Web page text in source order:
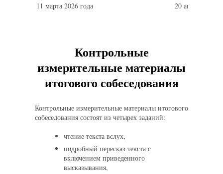
11 марта 2026 года 20 апреля 2026
Контрольные
измерительные материалы
итогового собеседования
Контрольные измерительные материалы итогового
собеседования состоят из четырех заданий:
чтение текста вслух,
подробный пересказ текста с
включением приведенного
высказывания,